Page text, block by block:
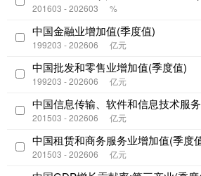
201603 - 202603 %
中国金融业增加值(季度值)
199203 - 202606 亿元
中国批发和零售业增加值(季度值)
199203 - 202606 亿元
中国信息传输、软件和信息技术服
201503 - 202606 亿元
中国租赁和商务服务业增加值(季度
201503 - 202606 亿元